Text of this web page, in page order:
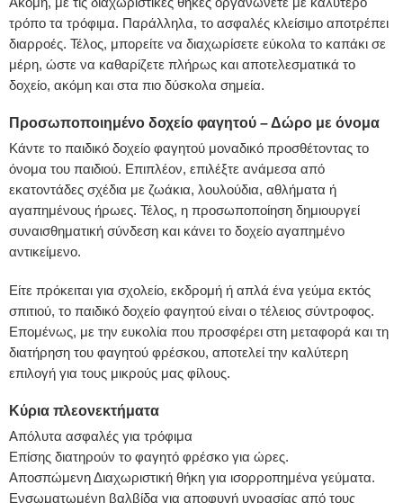
Ακόμη, με τις διαχωριστικές θήκες οργανώνετε με καλύτερο
τρόπο τα τρόφιμα. Παράλληλα, το ασφαλές κλείσιμο αποτρέπει
διαρροές. Τέλος, μπορείτε να διαχωρίσετε εύκολα το καπάκι σε
μέρη, ώστε να καθαρίζετε πλήρως και αποτελεσματικά το
δοχείο, ακόμη και στα πιο δύσκολα σημεία.
Προσωποποιημένο δοχείο φαγητού – Δώρο με όνομα
Κάντε το παιδικό δοχείο φαγητού μοναδικό προσθέτοντας το
όνομα του παιδιού. Επιπλέον, επιλέξτε ανάμεσα από
εκατοντάδες σχέδια με ζωάκια, λουλούδια, αθλήματα ή
αγαπημένους ήρωες. Τέλος, η προσωποποίηση δημιουργεί
συναισθηματική σύνδεση και κάνει το δοχείο αγαπημένο
αντικείμενο.
Είτε πρόκειται για σχολείο, εκδρομή ή απλά ένα γεύμα εκτός
σπιτιού, το παιδικό δοχείο φαγητού είναι ο τέλειος σύντροφος.
Επομένως, με την ευκολία που προσφέρει στη μεταφορά και τη
διατήρηση του φαγητού φρέσκου, αποτελεί την καλύτερη
επιλογή για τους μικρούς μας φίλους.
Κύρια πλεονεκτήματα
Απόλυτα ασφαλές για τρόφιμα
Επίσης διατηρούν το φαγητό φρέσκο για ώρες.
Αποσπώμενη Διαχωριστική θήκη για ισορροπημένα γεύματα.
Ενσωματωμένη βαλβίδα για αποφυγή υγρασίας από τους